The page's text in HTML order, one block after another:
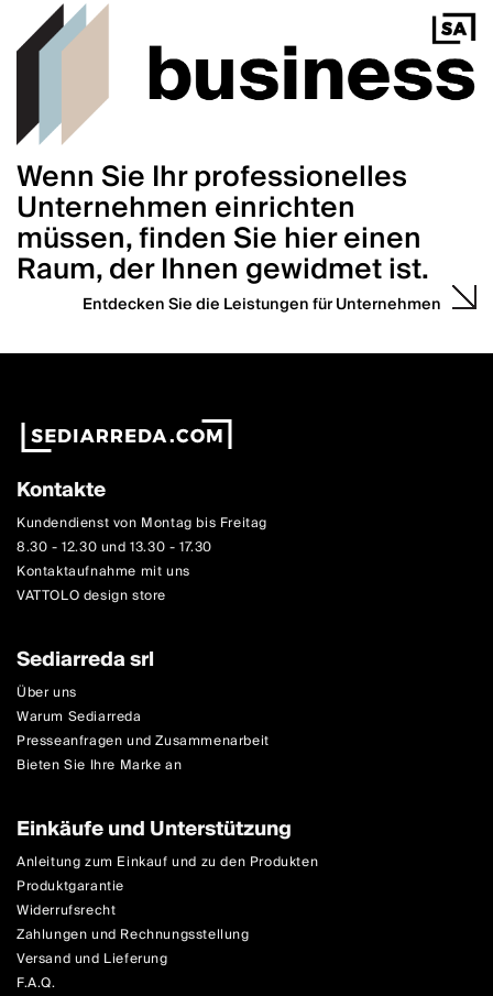
Wenn Sie Ihr professionelles
Unternehmen einrichten
müssen, finden Sie hier einen
Raum, der Ihnen gewidmet ist.
Entdecken Sie die Leistungen für Unternehmen
Kontakte
Kundendienst von Montag bis Freitag
8.30 - 12.30 und 13.30 - 17.30
Kontaktaufnahme mit uns
VATTOLO design store
Sediarreda srl
Über uns
Warum Sediarreda
Presseanfragen und Zusammenarbeit
Bieten Sie Ihre Marke an
Einkäufe und Unterstützung
Anleitung zum Einkauf und zu den Produkten
Produktgarantie
Widerrufsrecht
Zahlungen und Rechnungsstellung
Versand und Lieferung
F.A.Q.